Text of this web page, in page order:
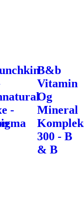
-
B&b
Vitamin
Og
Mineral
300 - B
& B